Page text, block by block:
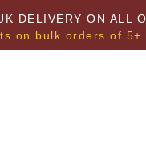
DELIVERY ON ALL
on bulk orders of